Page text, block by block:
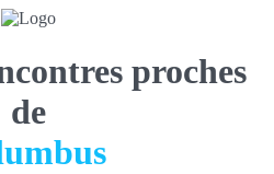
proches
de